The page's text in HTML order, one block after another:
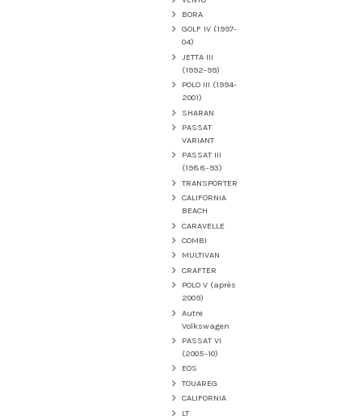
BORA
GOLF IV (1997-
04)
JETTA III
(1992-99)
POLO III (1994-
2001)
SHARAN
PASSAT
VARIANT
PASSAT III
(1988-93)
TRANSPORTER
CALIFORNIA
BEACH
CARAVELLE
COMBI
MULTIVAN
CRAFTER
POLO V (après
2009)
Autre
Volkswagen
PASSAT VI
(2005-10)
EOS
TOUAREG
CALIFORNIA
LT